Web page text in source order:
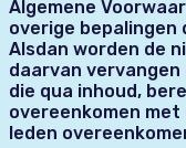
Algemene
overige bepalingen
Alsdan worden de
daarvan
die qua inhoud,
overeenkomen
leden